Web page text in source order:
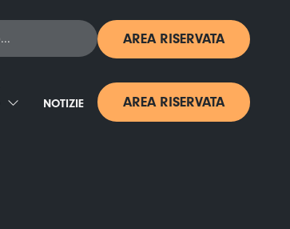
AREA RISERVATA
NOTIZIE AREA RISERVATA